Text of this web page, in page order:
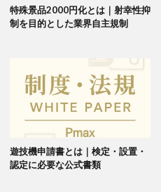
特殊景品2000円化とは｜射幸性抑
制を目的とした業界自主規制
遊技機申請書とは｜検定・設置・
認定に必要な公式書類